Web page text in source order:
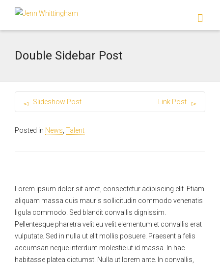
I'm looking for
Show me the colour items.
Double Sidebar Post
Slideshow Post Link Post
Posted in News Talent
Lorem ipsum dolor sit amet, consectetur adipiscing elit. Etiam
aliquam massa quis mauris sollicitudin commodo venenatis
ligula commodo. Sed blandit convallis dignissim.
Pellentesque pharetra velit eu velit elementum et convallis erat
vulputate. Sed in nulla ut elit mollis posuere. Praesent a felis
accumsan neque interdum molestie ut id massa. In hac
habitasse platea dictumst. Nulla ut lorem ante. In convallis,